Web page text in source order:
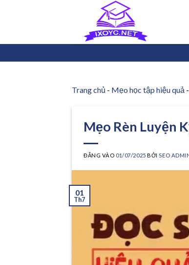
dung
Trang chủ - Mẹo học tập hiệu quả -
Mẹo Rèn Luyện
ĐĂNG VÀO 01/07/2025 BỞISEO
01
Th7